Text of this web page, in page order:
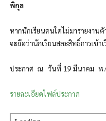
พิกุล
หากนักเรียนคนใดไม่มารายงาน
จะถือว่านักเรียนสละสิทธิ์การเข้า
ประกาศ ณ วันที่ 19 มีนาคม พ.
รายละเอียดไฟล์ประกาศ